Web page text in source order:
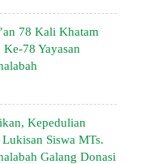
78 Kali Khatam
78 Yayasan
Kepedulian
Siswa MTs.
Galang Donasi